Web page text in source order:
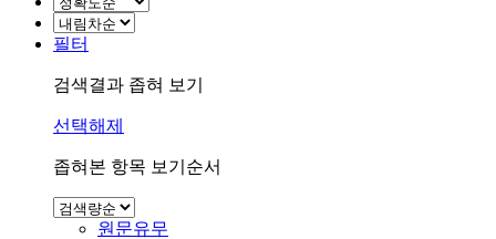
필터
검색결과 좁혀 보기
선택해제
좁혀본 항목 보기순서
원문유무